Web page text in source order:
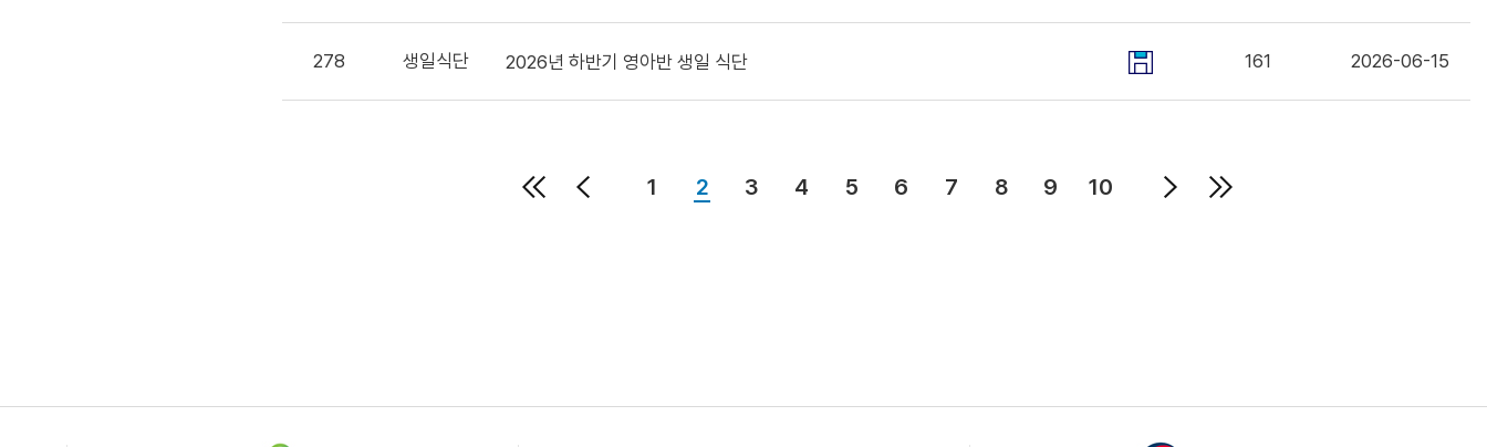
278 생일식단 2026년 하반기 영아반 생일 식단 161 2026-06-15
1 2 3 4 5 6 7 8 9 10